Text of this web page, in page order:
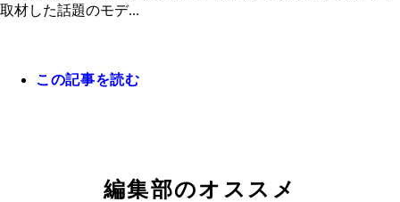
取材した話題のモデ...
この記事を読む
編集部のオススメ